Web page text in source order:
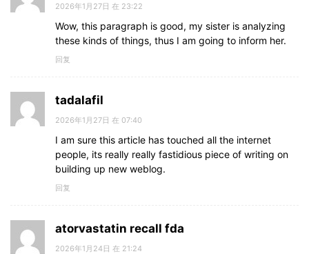
2026年1月27日 在 23:22
Wow, this paragraph is good, my sister is analyzing
these kinds of things, thus I am going to inform her.
回复
tadalafil
2026年1月27日 在 07:40
I am sure this article has touched all the internet
people, its really really fastidious piece of writing on
building up new weblog.
回复
atorvastatin recall fda
2026年1月24日 在 21:24